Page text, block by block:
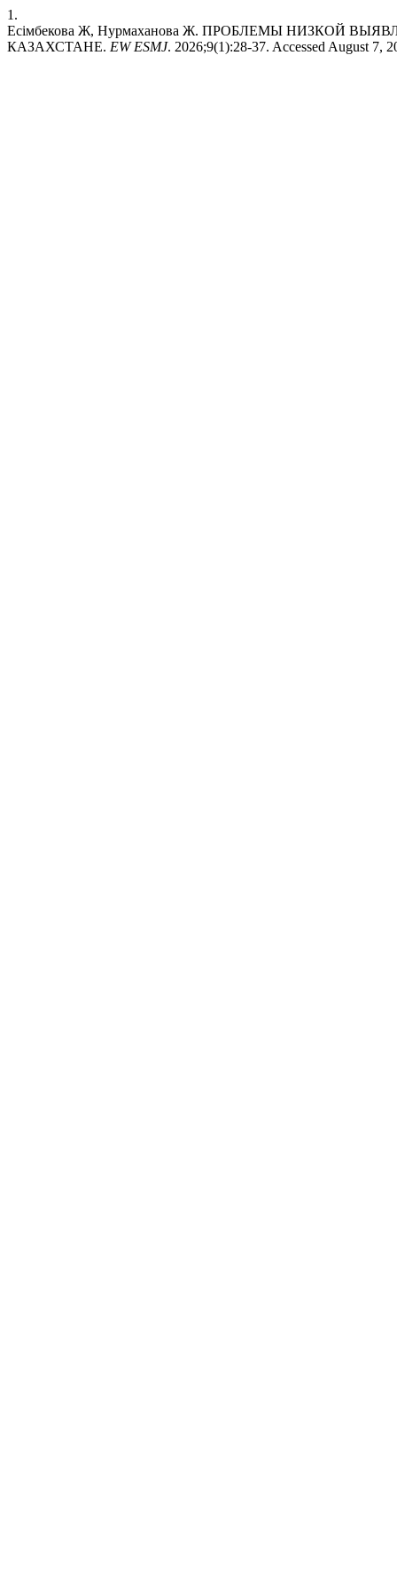
1.
Есімбекова Ж, Нурмаханова Ж. ПРОБЛЕМЫ НИЗКОЙ
КАЗАХСТАНЕ. EW ESMJ. 2026;9(1):28-37. Accessed August 7,